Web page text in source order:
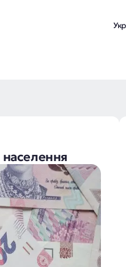
Укр